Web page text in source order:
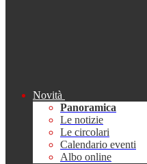
Novità
Panoramica
Le notizie
Le circolari
Calendario eventi
Albo online